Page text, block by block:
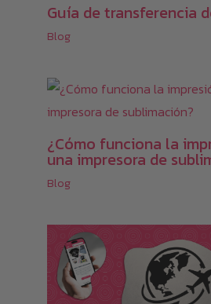
Guía de transferencia
Blog
¿Cómo funciona la
una impresora de
Blog